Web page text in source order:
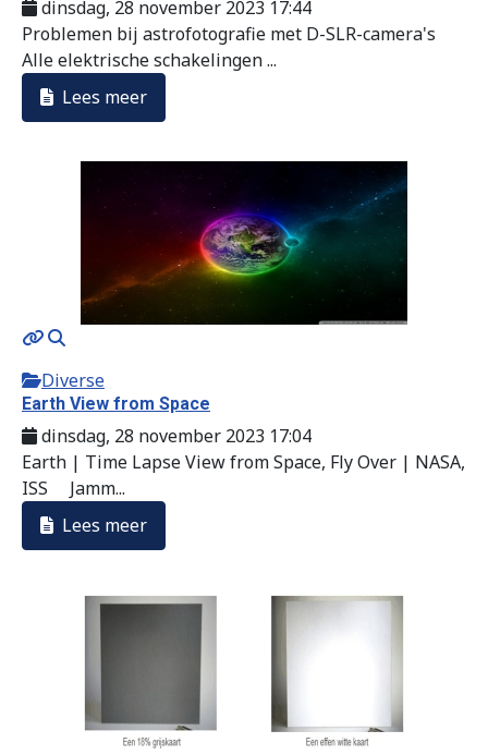
dinsdag, 28 november 2023 17:44
Problemen bij astrofotografie met D-SLR-camera's
Alle elektrische schakelingen ...
Lees meer
Diverse
Earth View from Space
dinsdag, 28 november 2023 17:04
Earth | Time Lapse View from Space, Fly Over | NASA,
ISS Jamm...
Lees meer